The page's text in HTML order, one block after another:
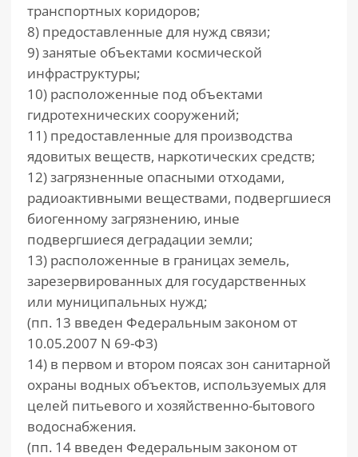
транспортных коридоров;
8) предоставленные для нужд связи;
9) занятые объектами космической
инфраструктуры;
10) расположенные под объектами
гидротехнических сооружений;
11) предоставленные для производства
ядовитых веществ, наркотических средств;
12) загрязненные опасными отходами,
радиоактивными веществами, подвергшиеся
биогенному загрязнению, иные
подвергшиеся деградации земли;
13) расположенные в границах земель,
зарезервированных для государственных
или муниципальных нужд;
(пп. 13 введен Федеральным законом от
10.05.2007 N 69-ФЗ)
14) в первом и втором поясах зон санитарной
охраны водных объектов, используемых для
целей питьевого и хозяйственно-бытового
водоснабжения.
(пп. 14 введен Федеральным законом от